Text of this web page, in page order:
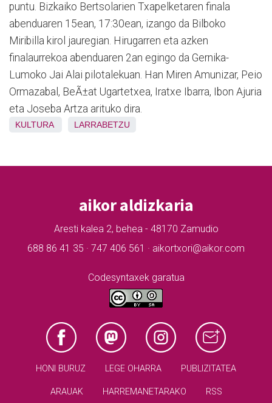
puntu. Bizkaiko Bertsolarien Txapelketaren finala
abenduaren 15ean, 17:30ean, izango da Bilboko
Miribilla kirol jauregian. Hirugarren eta azken
finalaurrekoa abenduaren 2an egingo da Gernika-
Lumoko Jai Alai pilotalekuan. Han Miren Amunizar, Peio
Ormazabal, BeÃ±at Ugartetxea, Iratxe Ibarra, Ibon Ajuria
eta Joseba Artza arituko dira.
KULTURA LARRABETZU
aikor aldizkaria
Aresti kalea 2, behea - 48170 Zamudio
688 86 41 35 · 747 406 561 · aikortxori@aikor.com
Codesyntaxek garatua
HONI BURUZ LEGE OHARRA PUBLIZITATEA
ARAUAK HARREMANETARAKO RSS